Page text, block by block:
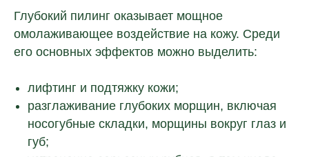
Глубокий пилинг оказывает мощное
омолаживающее воздействие на кожу. Среди
его основных эффектов можно выделить:
лифтинг и подтяжку кожи;
разглаживание глубоких морщин, включая
носогубные складки, морщины вокруг глаз и
губ;